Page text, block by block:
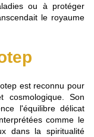
ou à protéger
le royaume
est reconnu pour
cosmologique. Son
l'équilibre délicat
comme le
dans la spiritualité